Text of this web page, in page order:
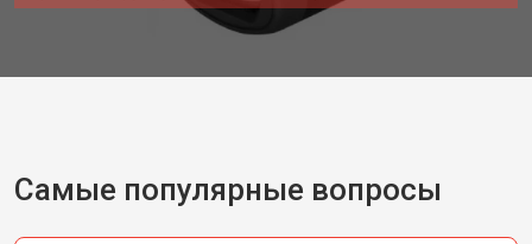
Самые популярные вопросы